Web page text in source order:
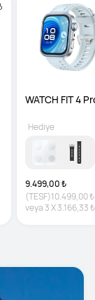
WATCH FIT 4
9.499,00 ₺
(TESF)10.499,00 ₺
veya 3X3.166,33 ₺
Hediye